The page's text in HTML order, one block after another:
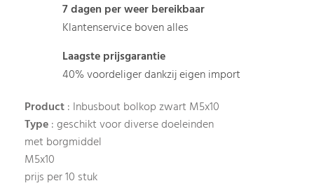
7 dagen per weer bereikbaar
Klantenservice boven alles
Laagste prijsgarantie
40% voordeliger dankzij eigen import
Product: Inbusbout bolkop zwart M5x10
Type: geschikt voor diverse doeleinden
met borgmiddel
M5x10
prijs per 10 stuk